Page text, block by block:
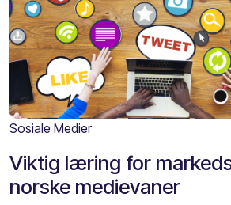
Sosiale Medier
Viktig læring for
norske medievaner